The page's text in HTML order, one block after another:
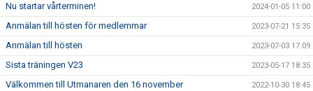
Nu startar vårterminen! 2024-01-05 11:00
Anmälan till hösten för medlemmar 2023-07-21 15:35
Anmälan till hösten 2023-07-03 17:09
Sista träningen V23 2023-05-17 18:35
Välkommen till Utmanaren den 16 november 2022-10-30 18:45